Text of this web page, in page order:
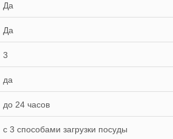
Да
Да
3
да
до 24 часов
с 3 способами загрузки посуды